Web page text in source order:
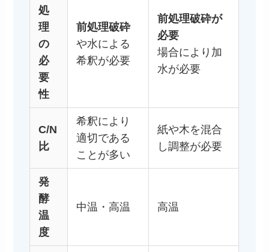
処
理
の
必
要
性
前処理破砕
や水による
希釈が必要
前処理破砕が
必要
場合により加
水が必要
C/N
比
希釈により
適切である
ことが多い
紙や木を混合
し調整が必要
発
酵
温
度
中温・高温 高温